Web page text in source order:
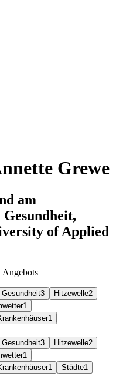
Grewe
am
of Applied
Angebots
Gesundheit3 Hitzewelle2
1
1
Gesundheit3 Hitzewelle2
1
1 Städte1